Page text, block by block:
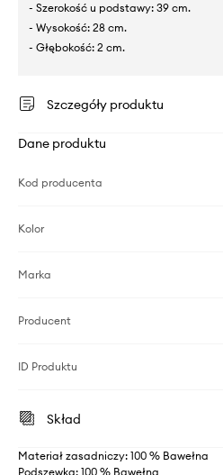
- Szerokość u podstawy: 39 cm.
- Wysokość: 28 cm.
- Głębokość: 2 cm.
Szczegóły produktu
Dane produktu
Kod producenta
Kolor
Marka
Producent
ID Produktu
Skład
Materiał zasadniczy: 100 % Bawełna
Podszewka: 100 % Bawełna